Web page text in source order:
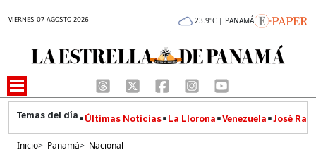
VIERNES 07 AGOSTO 2026 23.9°C | PANAMÁ
Últimas Noticias La Llorona Venezuela José
Inicio> Panamá> Nacional